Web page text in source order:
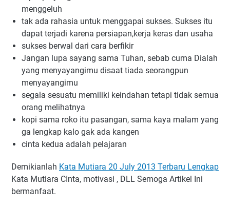
menggeluh
tak ada rahasia untuk menggapai sukses. Sukses itu
dapat terjadi karena persiapan,kerja keras dan usaha
sukses berwal dari cara berfikir
Jangan lupa sayang sama Tuhan, sebab cuma Dialah
yang menyayangimu disaat tiada seorangpun
menyayangimu
segala sesuatu memiliki keindahan tetapi tidak semua
orang melihatnya
kopi sama roko itu pasangan, sama kaya malam yang
ga lengkap kalo gak ada kangen
cinta kedua adalah pelajaran
Demikianlah Kata Mutiara 20 July 2013 Terbaru Lengkap
Kata Mutiara CInta, motivasi , DLL Semoga Artikel Ini
bermanfaat.